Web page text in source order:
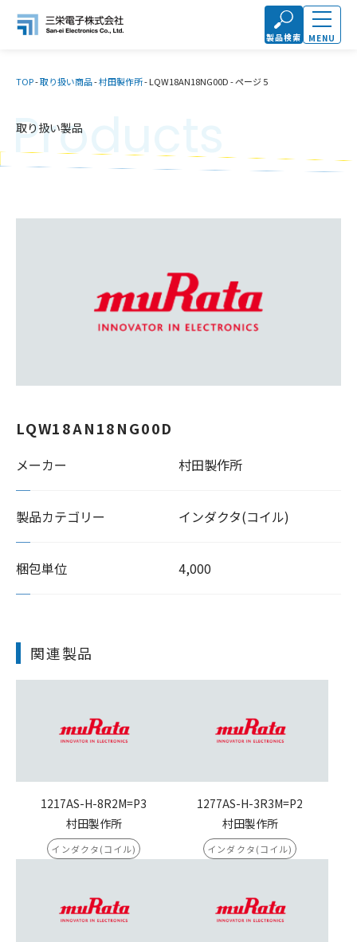
製品検索 MENU
TOP-取り扱い商品-村田製作所-LQW18AN18NG00D-ページ 5
取り扱い製品
Products
LQW18AN18NG00D
メーカー 村田製作所
製品カテゴリー インダクタ(コイル)
梱包単位 4,000
関連製品
1217AS-H-8R2M=P3
村田製作所
インダクタ(コイル)
1277AS-H-3R3M=P2
村田製作所
インダクタ(コイル)